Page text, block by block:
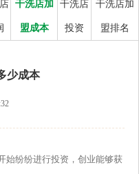
干洗店加
盟成本
干洗店
投资
干洗店加
盟排名
少成本
纷纷进行投资，创业能够获